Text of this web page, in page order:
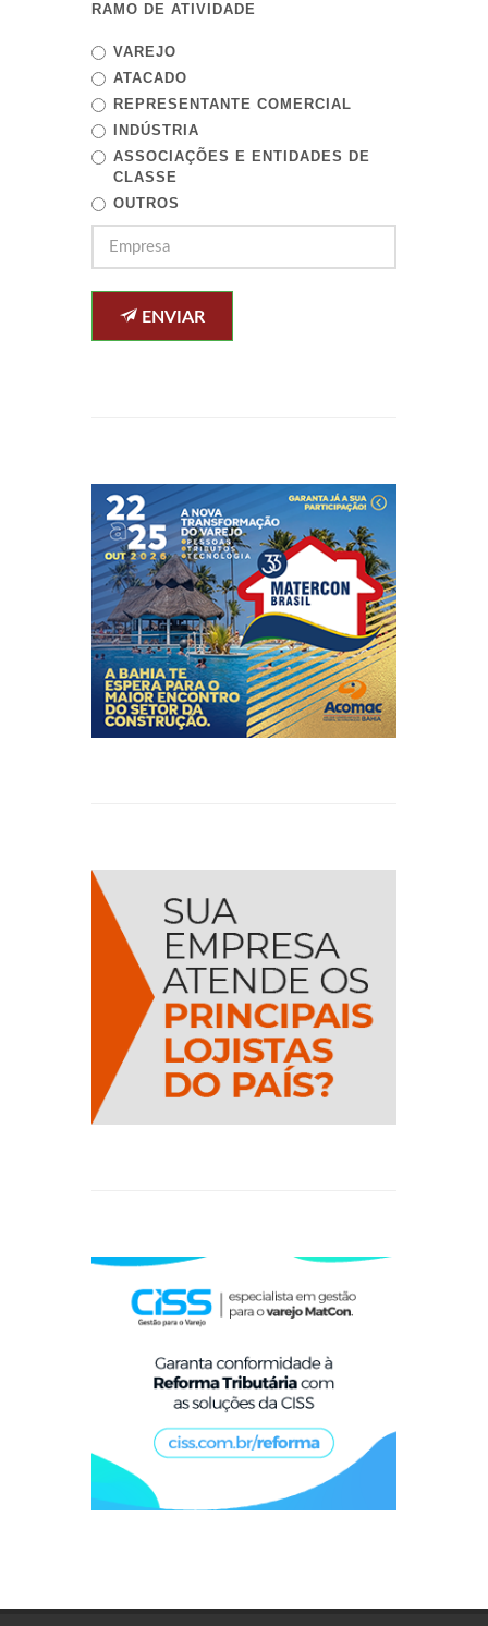
RAMO DE ATIVIDADE
VAREJO
ATACADO
REPRESENTANTE COMERCIAL
INDÚSTRIA
ASSOCIAÇÕES E ENTIDADES DE
CLASSE
OUTROS
ENVIAR